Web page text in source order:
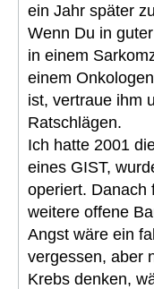
ein Jahr später
Wenn Du in
in einem
einem
ist, vertraue ihm
Ratschlägen.
Ich hatte 2001
eines GIST,
operiert. Danach
weitere offene
Angst wäre ein
vergessen, aber
Krebs denken,